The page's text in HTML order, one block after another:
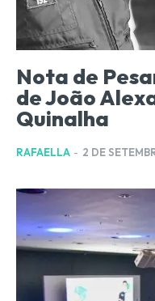
Nota de
de João
Quinalha
RAFAELLA - 2 DE